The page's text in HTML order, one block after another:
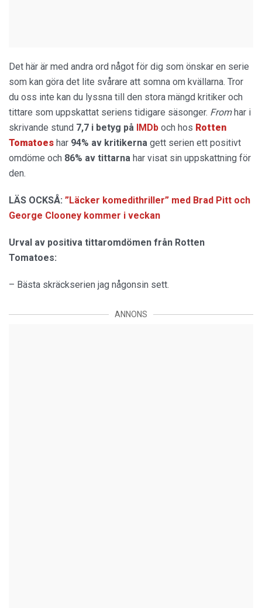
Det här är med andra ord något för dig som önskar en serie
som kan göra det lite svårare att somna om kvällarna. Tror
du oss inte kan du lyssna till den stora mängd kritiker och
tittare som uppskattat seriens tidigare säsonger. From har i
skrivande stund 7,7 i betyg på IMDb och hos Rotten
Tomatoes har 94% av kritikerna gett serien ett positivt
omdöme och 86% av tittarna har visat sin uppskattning för
den.
LÄS OCKSÅ: ”Läcker komedithriller” med Brad Pitt och
George Clooney kommer i veckan
Urval av positiva tittaromdömen från Rotten
Tomatoes:
– Bästa skräckserien jag någonsin sett.
ANNONS